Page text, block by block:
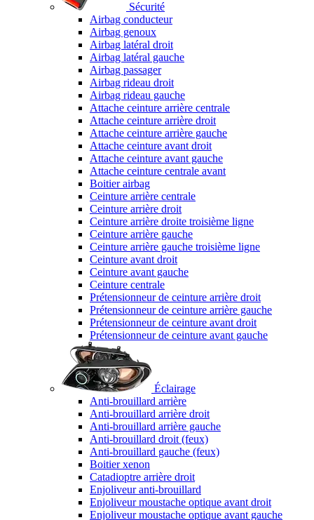
Sécurité
Airbag conducteur
Airbag genoux
Airbag latéral droit
Airbag latéral gauche
Airbag passager
Airbag rideau droit
Airbag rideau gauche
Attache ceinture arrière centrale
Attache ceinture arrière droit
Attache ceinture arrière gauche
Attache ceinture avant droit
Attache ceinture avant gauche
Attache ceinture centrale avant
Boitier airbag
Ceinture arrière centrale
Ceinture arrière droit
Ceinture arrière droite troisième ligne
Ceinture arrière gauche
Ceinture arrière gauche troisième ligne
Ceinture avant droit
Ceinture avant gauche
Ceinture centrale
Prétensionneur de ceinture arrière droit
Prétensionneur de ceinture arrière gauche
Prétensionneur de ceinture avant droit
Prétensionneur de ceinture avant gauche
Éclairage
Anti-brouillard arrière
Anti-brouillard arrière droit
Anti-brouillard arrière gauche
Anti-brouillard droit (feux)
Anti-brouillard gauche (feux)
Boitier xenon
Catadioptre arrière droit
Enjoliveur anti-brouillard
Enjoliveur moustache optique avant droit
Enjoliveur moustache optique avant gauche